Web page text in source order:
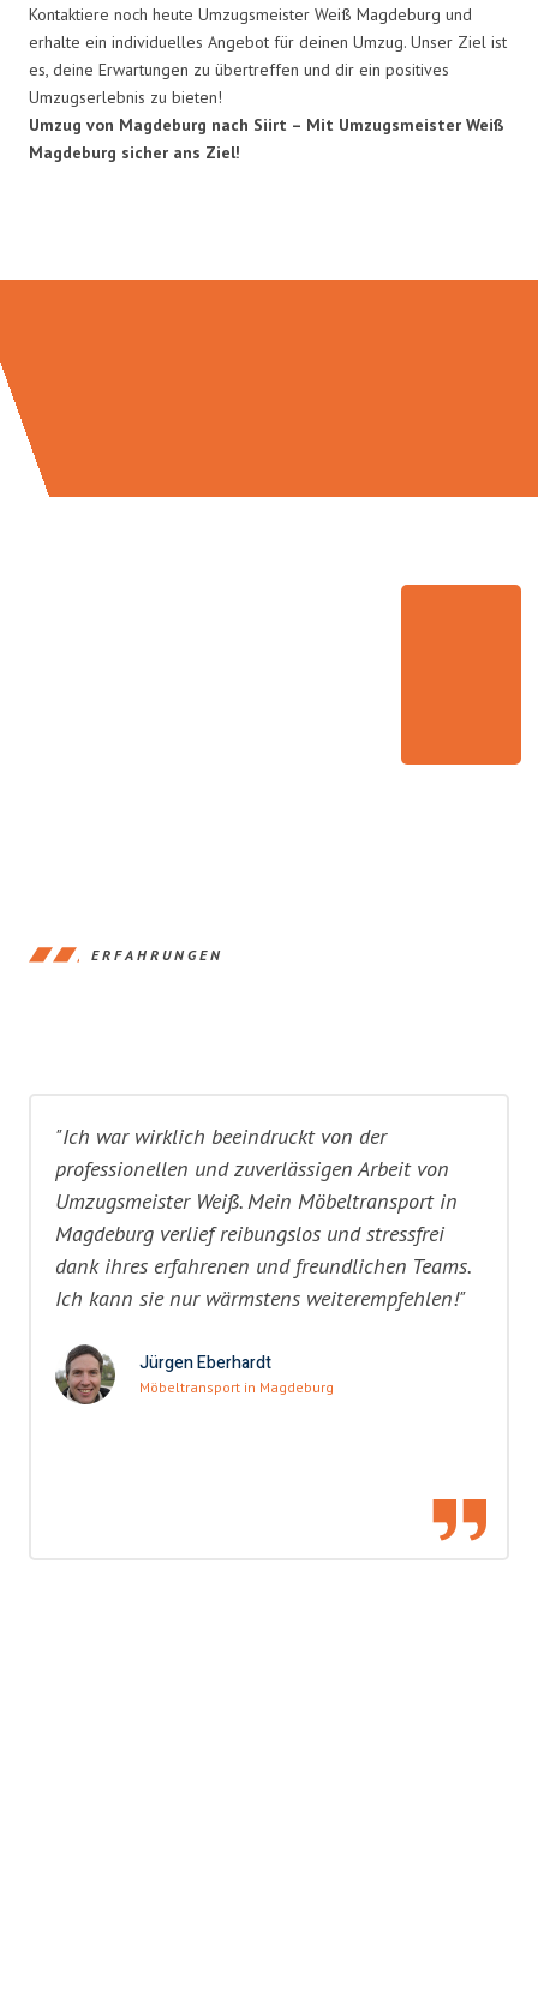
Kontaktiere noch heute Umzugsmeister Weiß Magdeburg und
erhalte ein individuelles Angebot für deinen Umzug. Unser Ziel ist
es, deine Erwartungen zu übertreffen und dir ein positives
Umzugserlebnis zu bieten!
Umzug von Magdeburg nach Siirt – Mit Umzugsmeister Weiß
Magdeburg sicher ans Ziel!
ERFAHRUNGEN
"Ich war wirklich beeindruckt von der
professionellen und zuverlässigen Arbeit von
Umzugsmeister Weiß. Mein Möbeltransport in
Magdeburg verlief reibungslos und stressfrei
dank ihres erfahrenen und freundlichen Teams.
Ich kann sie nur wärmstens weiterempfehlen!"
Jürgen Eberhardt
Möbeltransport in Magdeburg